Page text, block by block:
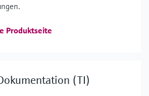
Produktseite
(TI)